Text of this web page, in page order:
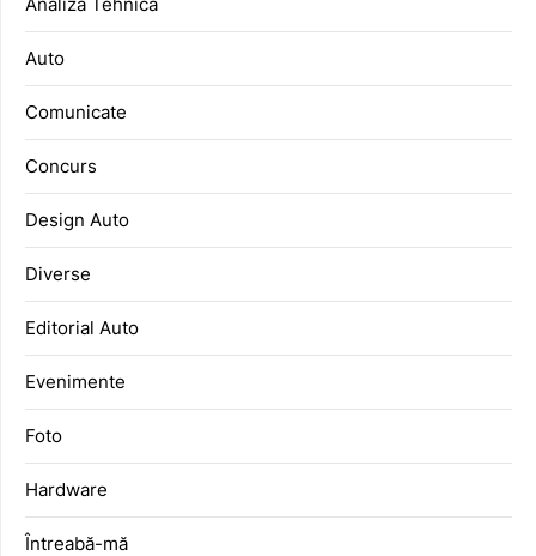
Auto
Comunicate
Concurs
Design Auto
Diverse
Editorial Auto
Evenimente
Foto
Hardware
Întreabă-mă